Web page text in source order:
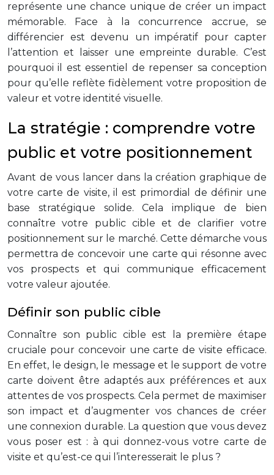
représente une chance unique de créer un impact
mémorable. Face à la concurrence accrue, se
différencier est devenu un impératif pour capter
l’attention et laisser une empreinte durable. C’est
pourquoi il est essentiel de repenser sa conception
pour qu’elle reflète fidèlement votre proposition de
valeur et votre identité visuelle.
La stratégie : comprendre votre
public et votre positionnement
Avant de vous lancer dans la création graphique de
votre carte de visite, il est primordial de définir une
base stratégique solide. Cela implique de bien
connaître votre public cible et de clarifier votre
positionnement sur le marché. Cette démarche vous
permettra de concevoir une carte qui résonne avec
vos prospects et qui communique efficacement
votre valeur ajoutée.
Définir son public cible
Connaître son public cible est la première étape
cruciale pour concevoir une carte de visite efficace.
En effet, le design, le message et le support de votre
carte doivent être adaptés aux préférences et aux
attentes de vos prospects. Cela permet de maximiser
son impact et d’augmenter vos chances de créer
une connexion durable. La question que vous devez
vous poser est : à qui donnez-vous votre carte de
visite et qu’est-ce qui l’interesserait le plus ?